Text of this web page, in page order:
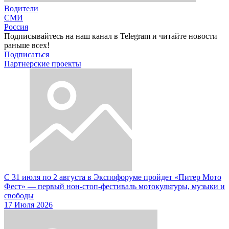
Водители
СМИ
Россия
Подписывайтесь на наш канал в Telegram и читайте новости
раньше всех!
Подписаться
Партнерские проекты
С 31 июля по 2 августа в Экспофоруме пройдет «Питер Мото
Фест» — первый нон-стоп-фестиваль мотокультуры, музыки и
свободы
17 Июля 2026